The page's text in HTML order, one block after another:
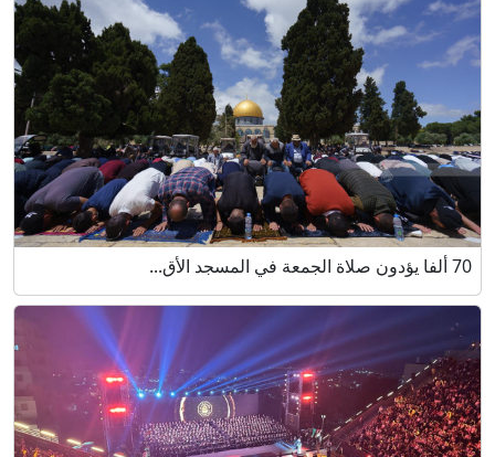
70 ألفا يؤدون صلاة الجمعة في المسجد الأق...